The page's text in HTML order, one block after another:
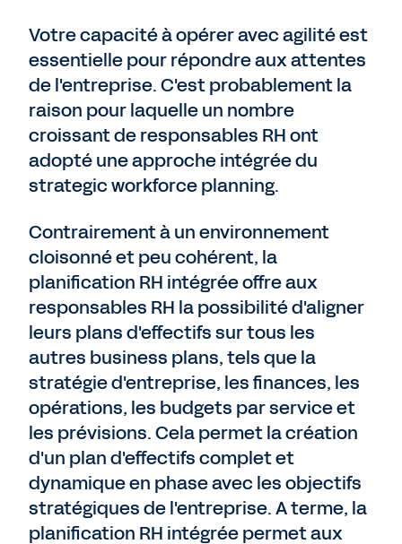
Votre capacité à opérer avec agilité est
essentielle pour répondre aux attentes
de l'entreprise. C'est probablement la
raison pour laquelle un nombre
croissant de responsables RH ont
adopté une approche intégrée du
strategic workforce planning.
Contrairement à un environnement
cloisonné et peu cohérent, la
planification RH intégrée offre aux
responsables RH la possibilité d'aligner
leurs plans d'effectifs sur tous les
autres business plans, tels que la
stratégie d'entreprise, les finances, les
opérations, les budgets par service et
les prévisions. Cela permet la création
d'un plan d'effectifs complet et
dynamique en phase avec les objectifs
stratégiques de l'entreprise. A terme, la
planification RH intégrée permet aux